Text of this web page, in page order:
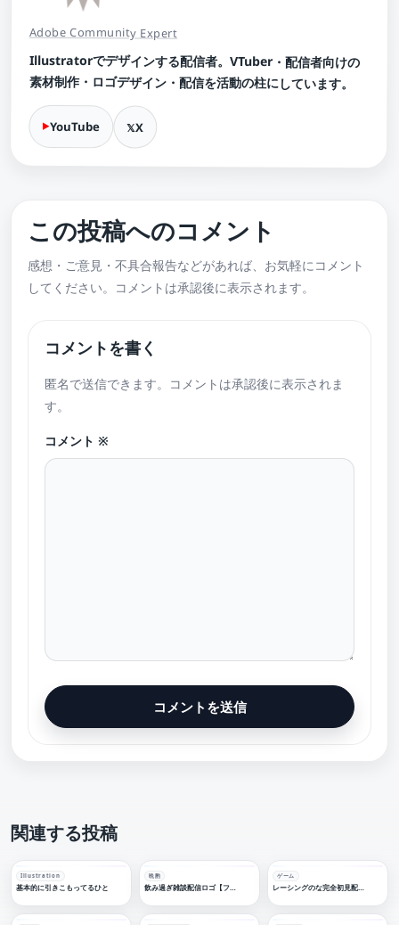
Adobe Community Expert
Illustratorでデザインする配信者。VTuber・配信者向けの
素材制作・ロゴデザイン・配信を活動の柱にしています。
YouTube X
この投稿へのコメント
感想・ご意見・不具合報告などがあれば、お気軽にコメント
してください。コメントは承認後に表示されます。
コメントを書く
匿名で送信できます。コメントは承認後に表示されま
す。
コメント ※
関連する投稿
Illustration
基本的に引きこもってるひと
晩酌
飲み過ぎ雑談配信ロゴ【フリー素材・サムネ素材】
ゲーム
レーシングのな完全初見配信ロゴ【フリー素材・サムネ素材】